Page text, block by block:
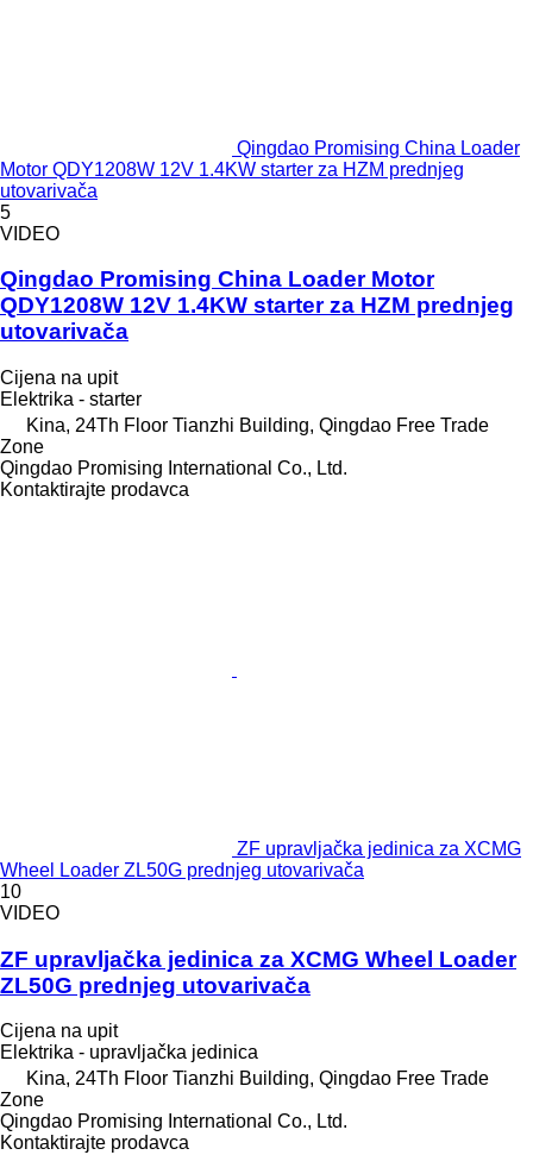
Qingdao Promising China Loader
Motor QDY1208W 12V 1.4KW starter za HZM prednjeg
utovarivača
5
VIDEO
Qingdao Promising China Loader Motor
QDY1208W 12V 1.4KW starter za HZM prednjeg
utovarivača
Cijena na upit
Elektrika - starter
Kina, 24Th Floor Tianzhi Building, Qingdao Free Trade
Zone
Qingdao Promising International Co., Ltd.
Kontaktirajte prodavca
ZF upravljačka jedinica za XCMG
Wheel Loader ZL50G prednjeg utovarivača
10
VIDEO
ZF upravljačka jedinica za XCMG Wheel Loader
ZL50G prednjeg utovarivača
Cijena na upit
Elektrika - upravljačka jedinica
Kina, 24Th Floor Tianzhi Building, Qingdao Free Trade
Zone
Qingdao Promising International Co., Ltd.
Kontaktirajte prodavca